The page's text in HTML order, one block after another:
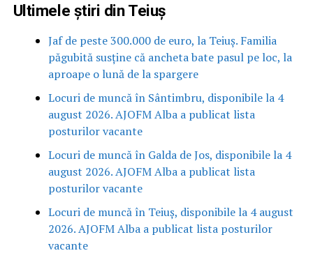
Ultimele știri din Teiuș
Jaf de peste 300.000 de euro, la Teiuș. Familia
păgubită susține că ancheta bate pasul pe loc, la
aproape o lună de la spargere
Locuri de muncă în Sântimbru, disponibile la 4
august 2026. AJOFM Alba a publicat lista
posturilor vacante
Locuri de muncă în Galda de Jos, disponibile la 4
august 2026. AJOFM Alba a publicat lista
posturilor vacante
Locuri de muncă în Teiuș, disponibile la 4 august
2026. AJOFM Alba a publicat lista posturilor
vacante